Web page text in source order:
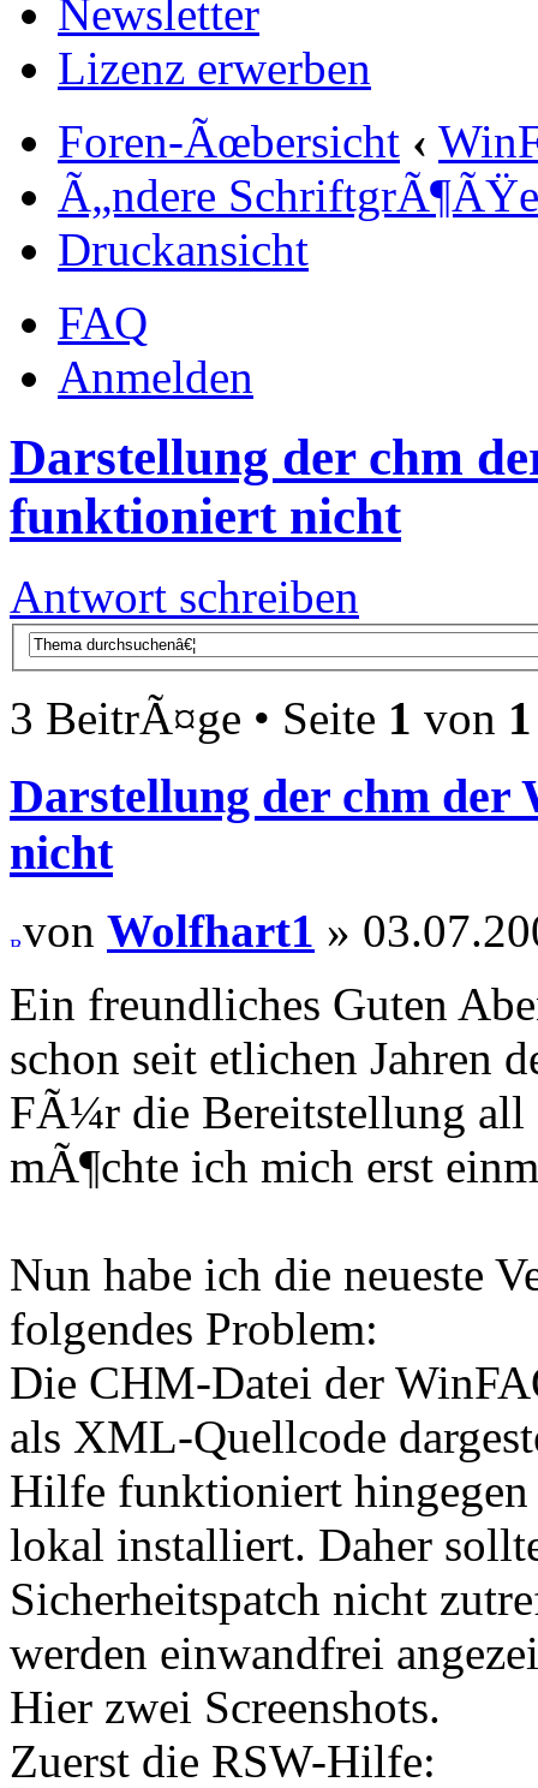
Newsletter
Lizenz erwerben
Foren-Ãœbersicht ‹
Ã„ndere SchriftgrÃ¶ÃŸe
Druckansicht
FAQ
Anmelden
Darstellung der chm
funktioniert nicht
Antwort schreiben
3 BeitrÃ¤ge • Seite 1 von 1
Darstellung der chm
nicht
von Wolfhart1 »
Ein freundliches Guten
schon seit etlichen Jahren
FÃ¼r die Bereitstellung all
mÃ¶chte ich mich erst
Nun habe ich die neueste
folgendes Problem:
Die CHM-Datei der
als XML-Quellcode
Hilfe funktioniert
lokal installiert. Daher
Sicherheitspatch nicht
werden einwandfrei
Hier zwei Screenshots.
Zuerst die RSW-Hilfe: